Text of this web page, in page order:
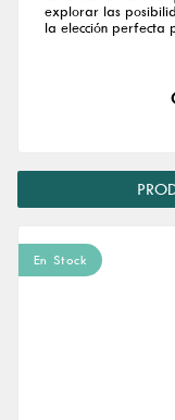
explorar las
la elección perfecta
En Stock